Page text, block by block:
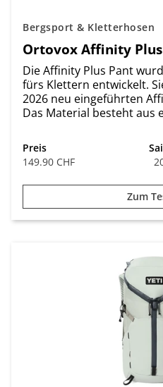
Bergsport & Kletterhosen
Ortovox Affinity
Die Affinity Plus Pant
fürs Klettern entwickelt.
2026 neu eingeführten
Das Material besteht aus
Preis
149.90 CHF
Zum